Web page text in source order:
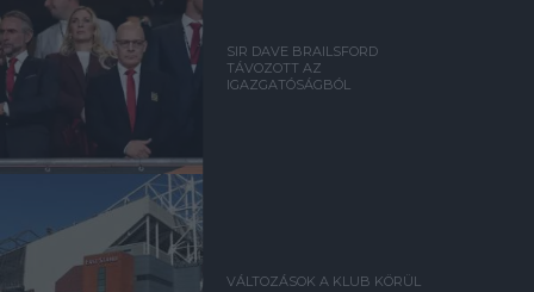
SIR DAVE BRAILSFORD
TÁVOZOTT AZ
IGAZGATÓSÁGBÓL
VÁLTOZÁSOK A KLUB KÖRÜL